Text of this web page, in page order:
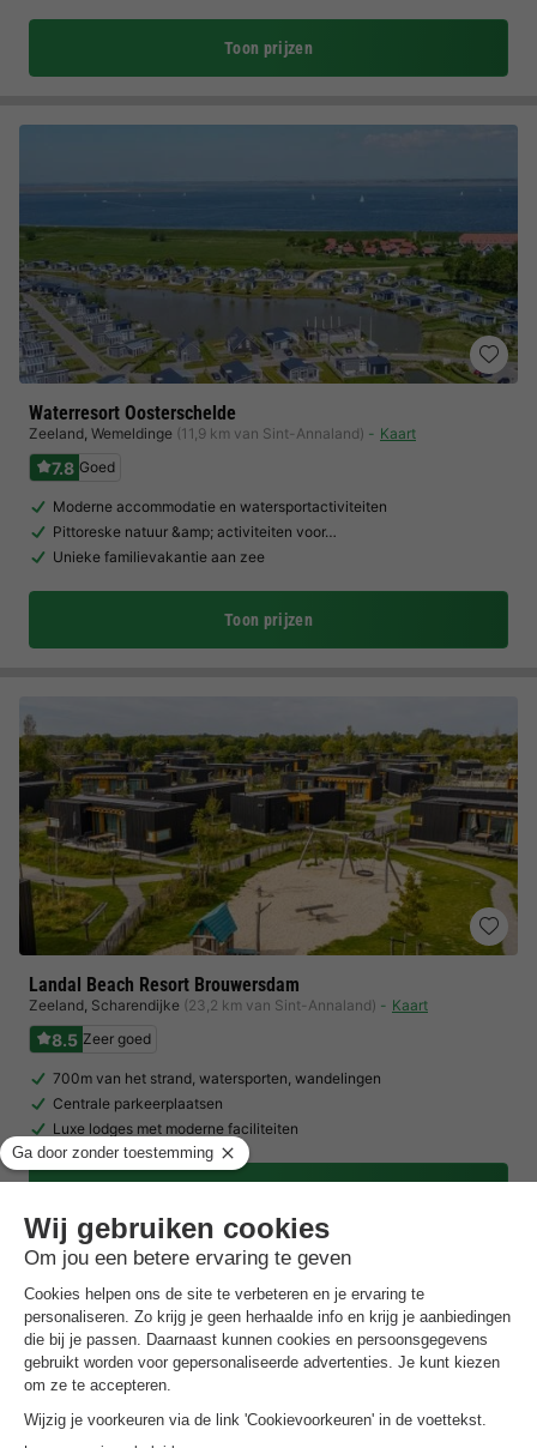
Toon prijzen
Waterresort Oosterschelde
Zeeland, Wemeldinge (11,9 km van Sint-Annaland) Kaart
7.8 Goed
Moderne accommodatie en watersportactiviteiten
Pittoreske natuur &amp; activiteiten voor…
Unieke familievakantie aan zee
Toon prijzen
Landal Beach Resort Brouwersdam
Zeeland, Scharendijke (23,2 km van Sint-Annaland) Kaart
8.5 Zeer goed
700m van het strand, watersporten, wandelingen
Centrale parkeerplaatsen
Luxe lodges met moderne faciliteiten